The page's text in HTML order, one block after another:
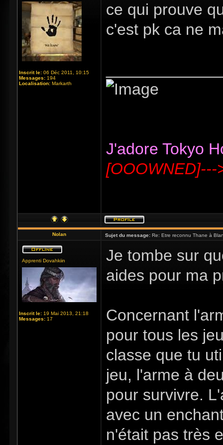
Inscrit le: 06 Déc 2011, 10:15
Messages: 194
Localisation: Markarth
ce qui prouve
c'est pk ca ne
J'adore Tokyo
[OOOWNED]---
Nolan Sujet du message: Re: Etre reconnu Thane à
Apprenti Dovahkiin
Inscrit le: 19 Mai 2013, 21:18
Messages: 17
Je tombe sur
aides pour ma
Concernant
pour tous les
classe que tu
jeu, l'arme à
pour survivre.
avec un
n'était pas très